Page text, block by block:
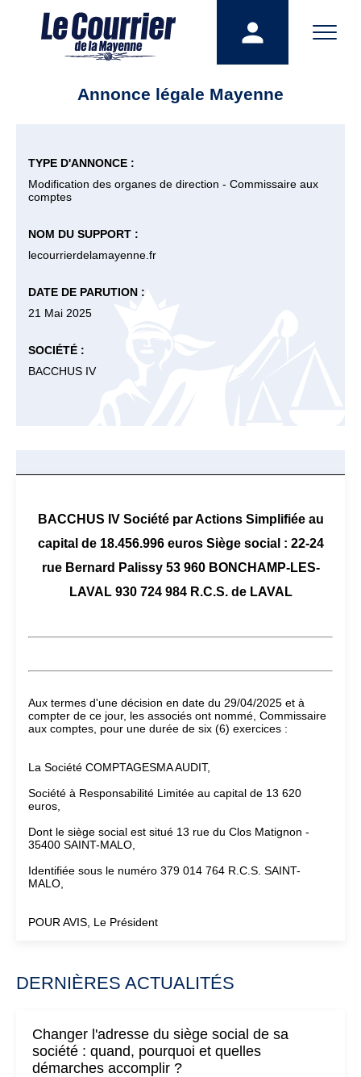
Annonce légale Mayenne
TYPE D'ANNONCE :
Modification des organes de direction - Commissaire aux
comptes
NOM DU SUPPORT :
lecourrierdelamayenne.fr
DATE DE PARUTION :
21 Mai 2025
SOCIÉTÉ :
BACCHUS IV
BACCHUS IV Société par Actions Simplifiée au
capital de 18.456.996 euros Siège social : 22-24
rue Bernard Palissy 53 960 BONCHAMP-LES-
LAVAL 930 724 984 R.C.S. de LAVAL
Aux termes d'une décision en date du 29/04/2025 et à
compter de ce jour, les associés ont nommé, Commissaire
aux comptes, pour une durée de six (6) exercices :
La Société COMPTAGESMA AUDIT,
Société à Responsabilité Limitée au capital de 13 620
euros,
Dont le siège social est situé 13 rue du Clos Matignon -
35400 SAINT-MALO,
Identifiée sous le numéro 379 014 764 R.C.S. SAINT-
MALO,
POUR AVIS, Le Président
DERNIÈRES ACTUALITÉS
Changer l'adresse du siège social de sa
société : quand, pourquoi et quelles
démarches accomplir ?